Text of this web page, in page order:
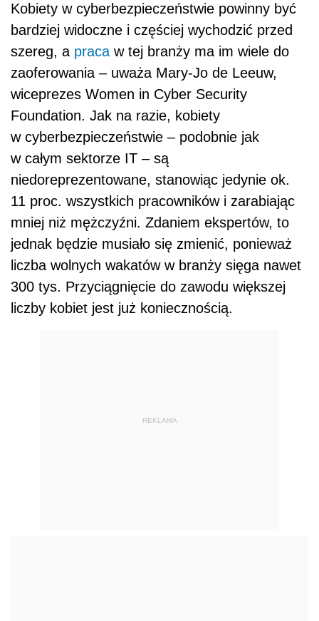
Kobiety w cyberbezpieczeństwie powinny być
bardziej widoczne i częściej wychodzić przed
szereg, a praca w tej branży ma im wiele do
zaoferowania – uważa Mary-Jo de Leeuw,
wiceprezes Women in Cyber Security
Foundation. Jak na razie, kobiety
w cyberbezpieczeństwie – podobnie jak
w całym sektorze IT – są
niedoreprezentowane, stanowiąc jedynie ok.
11 proc. wszystkich pracowników i zarabiając
mniej niż mężczyźni. Zdaniem ekspertów, to
jednak będzie musiało się zmienić, ponieważ
liczba wolnych wakatów w branży sięga nawet
300 tys. Przyciągnięcie do zawodu większej
liczby kobiet jest już koniecznością.
REKLAMA